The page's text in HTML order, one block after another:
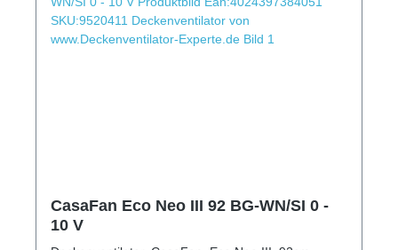
CasaFan Eco Neo III 92 BG-WN/SI 0 -
10 V